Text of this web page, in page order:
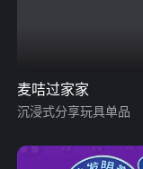
麦咭过家家
沉浸式分享玩具单品